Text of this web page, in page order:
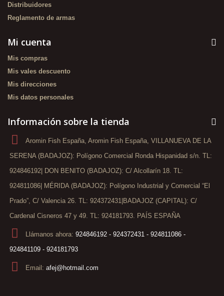
Distribuidores
Reglamento de armas
Mi cuenta
Mis compras
Mis vales descuento
Mis direcciones
Mis datos personales
Información sobre la tienda
Aromin Fish España, Aromin Fish España, VILLANUEVA DE LA
SERENA (BADAJOZ): Polígono Comercial Ronda Hispanidad s/n. TL:
924846192| DON BENITO (BADAJOZ): C/ Alcollarín 18. TL:
924811086| MÉRIDA (BADAJOZ): Polígono Industrial y Comercial “El
Prado”, C/ Valencia 26. TL: 924372431|BADAJOZ (CAPITAL): C/
Cardenal Cisneros 47 y 49. TL: 924181793. PAÍS ESPAÑA
Llámanos ahora: 924846192 - 924372431 - 924811086 -
924841109 - 924181793
Email: afej@hotmail.com